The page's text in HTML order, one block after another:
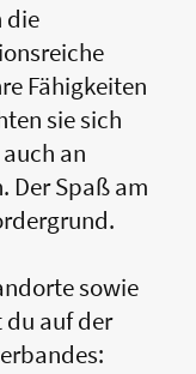
die
Fähigkeiten
sie sich
an
Der Spaß am
sowie
auf der